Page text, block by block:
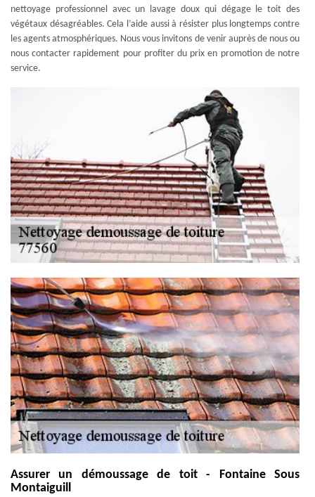
nettoyage professionnel avec un lavage doux qui dégage le toit des
végétaux désagréables. Cela l’aide aussi à résister plus longtemps contre
les agents atmosphériques. Nous vous invitons de venir auprès de nous ou
nous contacter rapidement pour profiter du prix en promotion de notre
service.
Assurer un démoussage de toit - Fontaine Sous
Montaiguill